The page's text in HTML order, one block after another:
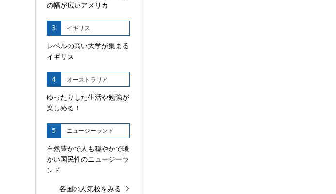
の幅が広いアメリカ
3 イギリス
レベルの高い大学が集まる
イギリス
4 オーストラリア
ゆったりした生活や勉強が
楽しめる！
5 ニュージーランド
自然豊かで人も穏やかで暖
かい国民性のニュージーラ
ンド
各国の人気校をみる